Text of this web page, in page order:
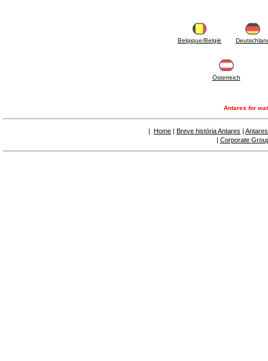
Belgique/België
Österreich
Antares for
| Home | Breve história Antares |
| Corporate